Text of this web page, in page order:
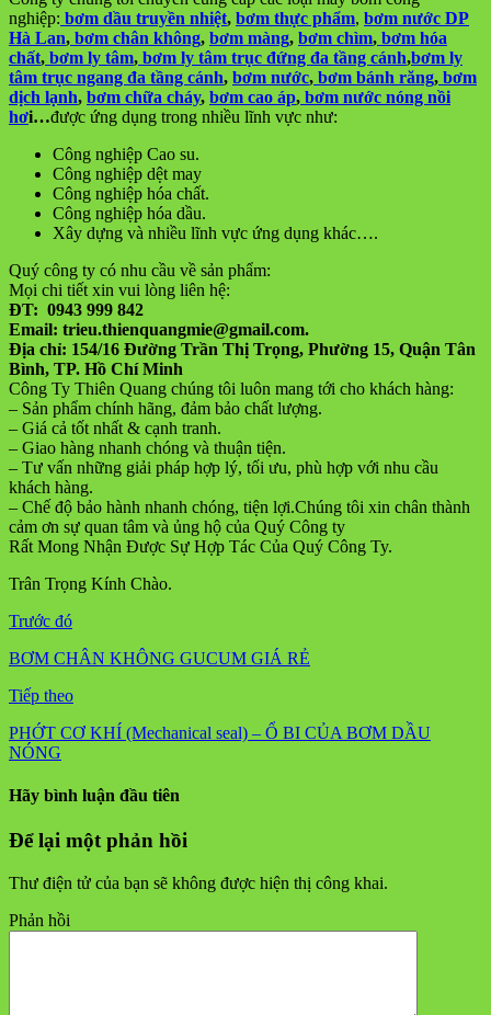
nghiệp: bơm dầu truyền nhiệt, bơm thực phẩm, bơm nước DP
Hà Lan, bơm chân không, bơm màng, bơm chìm, bơm hóa
chất, bơm ly tâm, bơm ly tâm trục đứng đa tầng cánh,bơm ly
tâm trục ngang đa tầng cánh, bơm nước, bơm bánh răng, bơm
dịch lạnh, bơm chữa cháy, bơm cao áp, bơm nước nóng nồi
hơi…được ứng dụng trong nhiều lĩnh vực như:
Công nghiệp Cao su.
Công nghiệp dệt may
Công nghiệp hóa chất.
Công nghiệp hóa dầu.
Xây dựng và nhiều lĩnh vực ứng dụng khác….
Quý công ty có nhu cầu về sản phẩm:
Mọi chi tiết xin vui lòng liên hệ:
ĐT: 0943 999 842
Email: trieu.thienquangmie@gmail.com.
Địa chỉ: 154/16 Đường Trần Thị Trọng, Phường 15, Quận Tân
Bình, TP. Hồ Chí Minh
Công Ty Thiên Quang chúng tôi luôn mang tới cho khách hàng:
– Sản phẩm chính hãng, đảm bảo chất lượng.
– Giá cả tốt nhất & cạnh tranh.
– Giao hàng nhanh chóng và thuận tiện.
– Tư vấn những giải pháp hợp lý, tối ưu, phù hợp với nhu cầu
khách hàng.
– Chế độ bảo hành nhanh chóng, tiện lợi.Chúng tôi xin chân thành
cảm ơn sự quan tâm và ủng hộ của Quý Công ty
Rất Mong Nhận Được Sự Hợp Tác Của Quý Công Ty.
Trân Trọng Kính Chào.
Trước đó
BƠM CHÂN KHÔNG GUCUM GIÁ RẺ
Tiếp theo
PHỚT CƠ KHÍ (Mechanical seal) – Ổ BI CỦA BƠM DẦU
NÓNG
Hãy bình luận đầu tiên
Để lại một phản hồi
Thư điện tử của bạn sẽ không được hiện thị công khai.
Phản hồi